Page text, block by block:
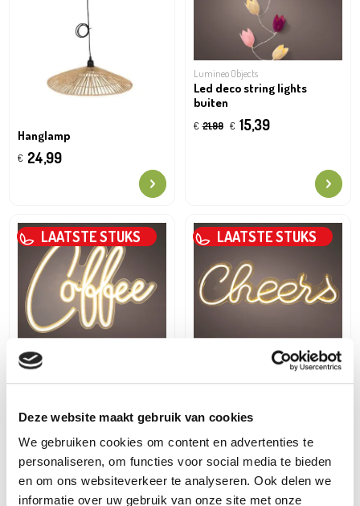
Deze website maakt gebruik van cookies
We gebruiken cookies om content en advertenties te
personaliseren, om functies voor social media te bieden
en om ons websiteverkeer te analyseren. Ook delen we
informatie over uw gebruik van onze site met onze
Hanglamp
€ 24,99
Lumineo Objects
Led deco string lights
buiten
€ 21,99 € 15,39
LAATSTE STUKS
Lumineo Objects
Led neon usb binnen
LAATSTE STUKS
Led neon usb binnen